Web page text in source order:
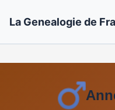
La Genealogie de